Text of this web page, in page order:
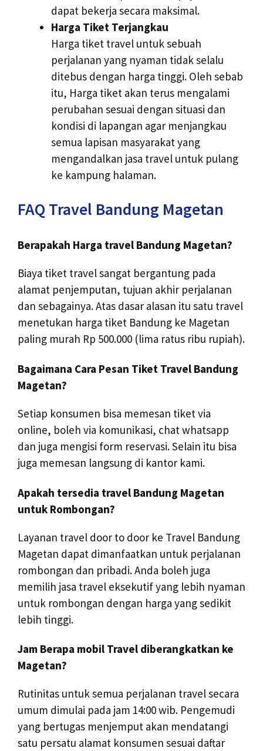
dapat bekerja secara maksimal.
Harga Tiket Terjangkau
Harga tiket travel untuk sebuah
perjalanan yang nyaman tidak selalu
ditebus dengan harga tinggi. Oleh sebab
itu, Harga tiket akan terus mengalami
perubahan sesuai dengan situasi dan
kondisi di lapangan agar menjangkau
semua lapisan masyarakat yang
mengandalkan jasa travel untuk pulang
ke kampung halaman.
FAQ Travel Bandung Magetan
Berapakah Harga travel Bandung Magetan?
Biaya tiket travel sangat bergantung pada
alamat penjemputan, tujuan akhir perjalanan
dan sebagainya. Atas dasar alasan itu satu travel
menetukan harga tiket Bandung ke Magetan
paling murah Rp 500.000 (lima ratus ribu rupiah).
Bagaimana Cara Pesan Tiket Travel Bandung
Magetan?
Setiap konsumen bisa memesan tiket via
online, boleh via komunikasi, chat whatsapp
dan juga mengisi form reservasi. Selain itu bisa
juga memesan langsung di kantor kami.
Apakah tersedia travel Bandung Magetan
untuk Rombongan?
Layanan travel door to door ke Travel Bandung
Magetan dapat dimanfaatkan untuk perjalanan
rombongan dan pribadi. Anda boleh juga
memilih jasa travel eksekutif yang lebih nyaman
untuk rombongan dengan harga yang sedikit
lebih tinggi.
Jam Berapa mobil Travel diberangkatkan ke
Magetan?
Rutinitas untuk semua perjalanan travel secara
umum dimulai pada jam 14:00 wib. Pengemudi
yang bertugas menjemput akan mendatangi
satu persatu alamat konsumen sesuai daftar